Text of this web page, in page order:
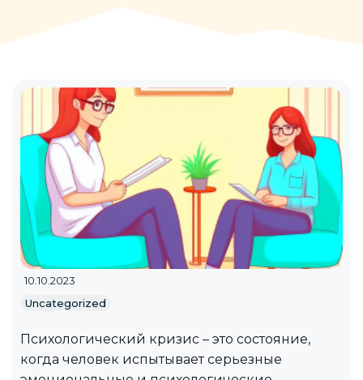
10.10.2023
Uncategorized
Психологический кризис – это состояние,
когда человек испытывает серьезные